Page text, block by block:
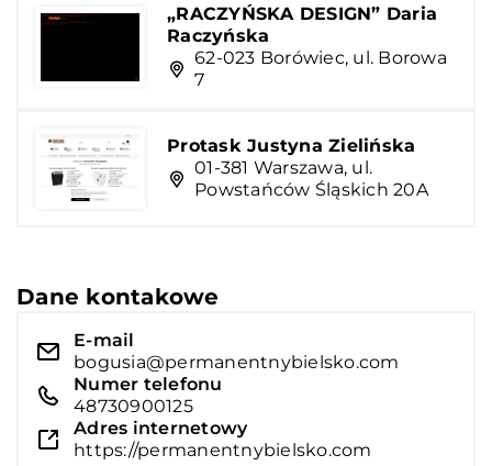
„RACZYŃSKA DESIGN” Daria
Raczyńska
62-023 Borówiec, ul. Borowa
7
Protask Justyna Zielińska
01-381 Warszawa, ul.
Powstańców Śląskich 20A
Dane kontakowe
E-mail
bogusia@permanentnybielsko.com
Numer telefonu
48730900125
Adres internetowy
https://permanentnybielsko.com